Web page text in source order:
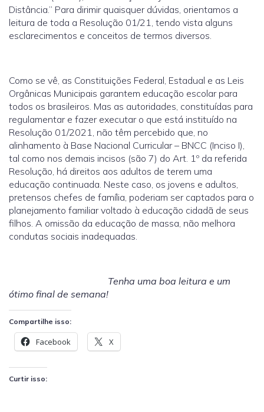
Distância.” Para dirimir quaisquer dúvidas, orientamos a
leitura de toda a Resolução 01/21, tendo vista alguns
esclarecimentos e conceitos de termos diversos.
Como se vê, as Constituições Federal, Estadual e as Leis
Orgânicas Municipais garantem educação escolar para
todos os brasileiros. Mas as autoridades, constituídas para
regulamentar e fazer executar o que está instituído na
Resolução 01/2021, não têm percebido que, no
alinhamento à Base Nacional Curricular – BNCC (Inciso I),
tal como nos demais incisos (são 7) do Art. 1º da referida
Resolução, há direitos aos adultos de terem uma
educação continuada. Neste caso, os jovens e adultos,
pretensos chefes de família, poderiam ser captados para o
planejamento familiar voltado à educação cidadã de seus
filhos. A omissão da educação de massa, não melhora
condutas sociais inadequadas.
Tenha uma boa leitura e um
ótimo final de semana!
Compartilhe isso:
Facebook X
Curtir isso: